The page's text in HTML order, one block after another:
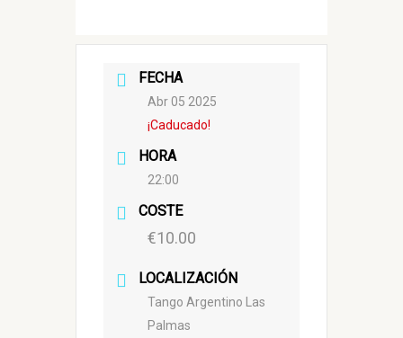
FECHA
Abr 05 2025
¡Caducado!
HORA
22:00
COSTE
€10.00
LOCALIZACIÓN
Tango Argentino Las
Palmas